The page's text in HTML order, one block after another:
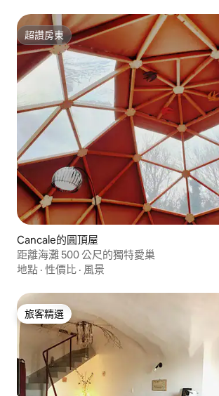
超讚房東
超讚房東
Cancale的圓頂屋
距離海灘 500 公尺的獨特愛巢
地點 · 性價比 · 風景
旅客精選
旅客精選